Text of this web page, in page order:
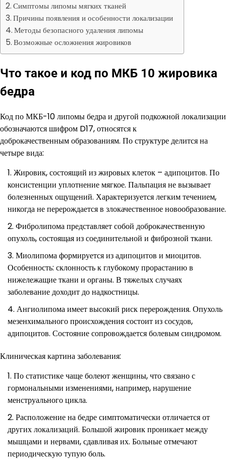
Симптомы липомы мягких тканей
Причины появления и особенности локализации
Методы безопасного удаления липомы
Возможные осложнения жировиков
Что такое и код по МКБ 10 жировика
бедра
Код по МКБ-10 липомы бедра и другой подкожной локализации
обозначаются шифром D17, относятся к
доброкачественным образованиям. По структуре делится на
четыре вида:
Жировик, состоящий из жировых клеток – адипоцитов. По
консистенции уплотнение мягкое. Пальпация не вызывает
болезненных ощущений. Характеризуется легким течением,
никогда не перерождается в злокачественное новообразование.
Фибролипома представляет собой доброкачественную
опухоль, состоящая из соединительной и фиброзной ткани.
Миолипома формируется из адипоцитов и миоцитов.
Особенность: склонность к глубокому прорастанию в
нижележащие ткани и органы. В тяжелых случаях
заболевание доходит до надкостницы.
Ангиолипома имеет высокий риск перерождения. Опухоль
мезенхимального происхождения состоит из сосудов,
адипоцитов. Состояние сопровождается болевым синдромом.
Клиническая картина заболевания:
По статистике чаще болеют женщины, что связано с
гормональными изменениями, например, нарушение
менструального цикла.
Расположение на бедре симптоматически отличается от
других локализаций. Большой жировик проникает между
мышцами и нервами, сдавливая их. Больные отмечают
периодическую тупую боль.